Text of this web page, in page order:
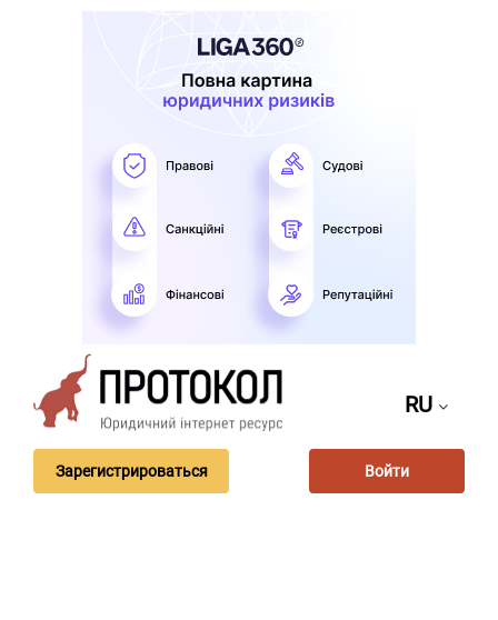
RU
Зарегистрироваться Войти